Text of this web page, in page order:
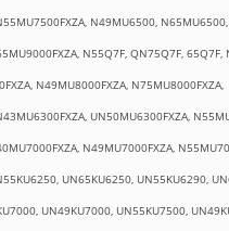
N49MU6500, N65MU6500,
N55Q7F, QN75Q7F, 65Q7F,
N49MU8000FXZA, N75MU8000FXZA,
UN50MU6300FXZA,
N49MU7000FXZA,
UN65KU6250, UN55KU6290,
UN49KU7000, UN55KU7500,